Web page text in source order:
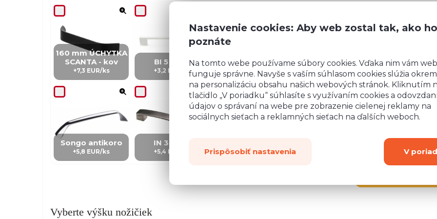
160 mm ÚCHYTKA
SCANTA - kov
+7,3 EUR/ks
BI 5 – kov
+3,2 EUR/ks
CZ 5 – kov
+4,02 EUR/ks
IN 5 – kov
+4,02 EUR/ks
ZI5 - KOV
+6 EUR/ks
Songo antikoro
+5,8 EUR/ks
IN 3 – kov
+5,4 EUR/Ks
Vyberte výšku nožičiek
Nastavenie cookies: Aby web zostal tak, ako ho
poznáte
Na tomto webe používame súbory cookies. Vďaka nim vám web
funguje správne. Navyše s vaším súhlasom cookies slúžia
na personalizáciu obsahu našich webových stránok. Kliknutím
tlačidlo „V poriadku“ súhlasíte s využívaním cookies a
údajov o správaní na webe pre zobrazenie cielenej reklamy na
sociálnych sieťach a reklamných sieťach na ďalších weboch.
Prispôsobiť nastavenia V